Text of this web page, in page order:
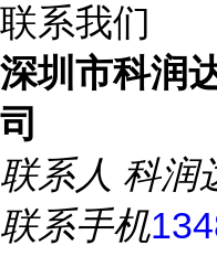
联系我们
深圳市科润
司
联系人 科润
联系手机